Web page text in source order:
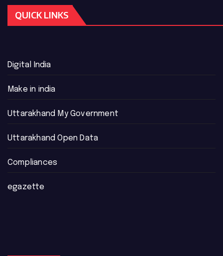
QUICK LINKS
Digital India
Make in india
Uttarakhand My Government
Uttarakhand Open Data
Compliances
egazette